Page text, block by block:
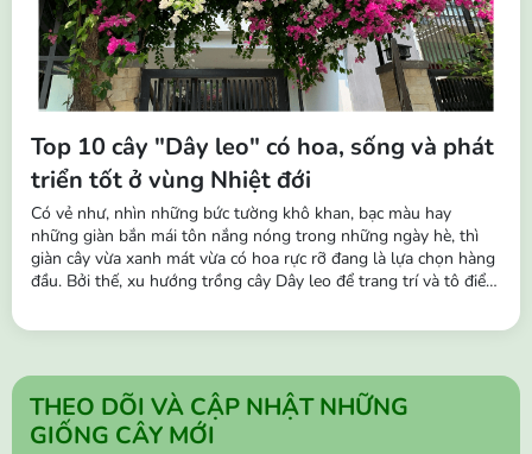
Top 10 cây "Dây leo" có hoa, sống và phát
triển tốt ở vùng Nhiệt đới
Có vẻ như, nhìn những bức tường khô khan, bạc màu hay
những giàn bắn mái tôn nắng nóng trong những ngày hè, thì
giàn cây vừa xanh mát vừa có hoa rực rỡ đang là lựa chọn hàng
đầu. Bởi thế, xu hướng trồng cây Dây leo để trang trí và tô điểm
buông rủ leo tường, hàng rào, ban công,… vô cùng sinh động,
THEO DÕI VÀ CẬP NHẬT NHỮNG
GIỐNG CÂY MỚI